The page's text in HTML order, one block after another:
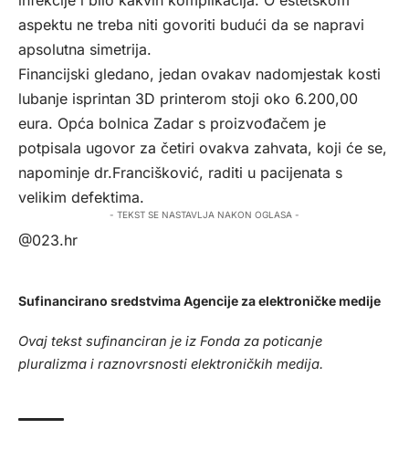
aspektu ne treba niti govoriti budući da se napravi
apsolutna simetrija.
Financijski gledano, jedan ovakav nadomjestak kosti
lubanje isprintan 3D printerom stoji oko 6.200,00
eura. Opća bolnica Zadar s proizvođačem je
potpisala ugovor za četiri ovakva zahvata, koji će se,
napominje dr.Francišković, raditi u pacijenata s
velikim defektima.
- TEKST SE NASTAVLJA NAKON OGLASA -
@023.hr
Sufinancirano sredstvima Agencije za elektroničke medije
Ovaj tekst sufinanciran je iz Fonda za poticanje
pluralizma i raznovrsnosti elektroničkih medija.